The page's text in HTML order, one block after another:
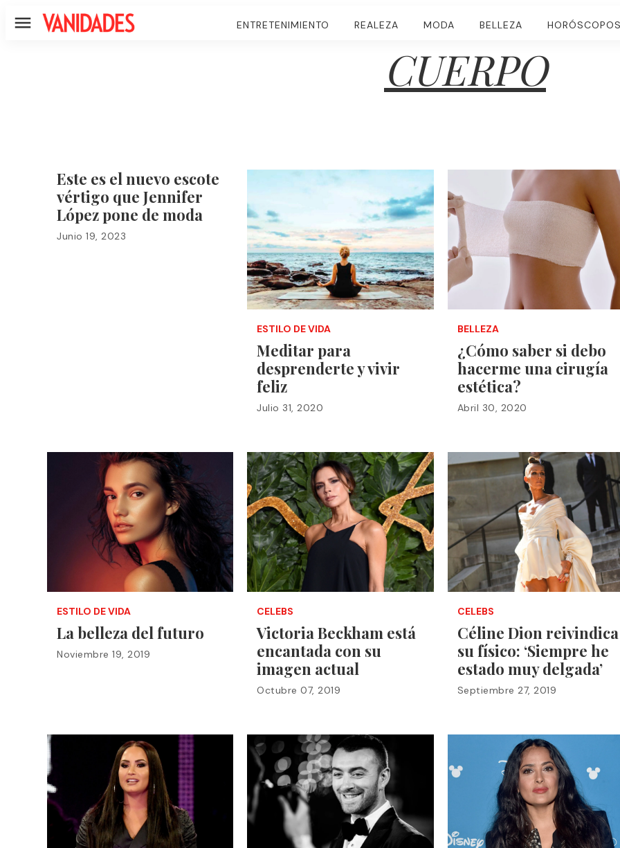
Menú ENTRETENIMIENTO REALEZA MODA BELLEZA
CUERPO
Este es el nuevo escote
vértigo que Jennifer
López pone de moda
Junio 19, 2023
ESTILO DE VIDA
Meditar para
desprenderte y vivir
feliz
Julio 31, 2020
BELLEZA
¿Cómo saber si debo
hacerme una cirugía
estética?
Abril 30, 2020
ESTILO DE VIDA
La belleza del futuro
Noviembre 19, 2019
CELEBS
Victoria Beckham está
encantada con su
imagen actual
Octubre 07, 2019
CELEBS
Céline Dion reivindica
su físico: ‘Siempre he
estado muy delgada’
Septiembre 27, 2019